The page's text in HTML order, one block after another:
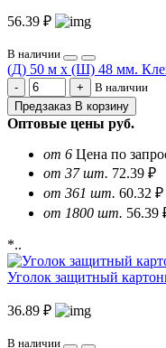
56.39 ₽
В наличии
(Д) 50 м х (Ш) 48 мм.
В наличии
Предзаказ В корзину
Оптовые цены руб.
от 6 Цена по
от 37 шт. 72.39 ₽
от 361 шт. 60.32 ₽
от 1800 шт. 56.39
*..
Уголок защитный
36.89 ₽
В наличии